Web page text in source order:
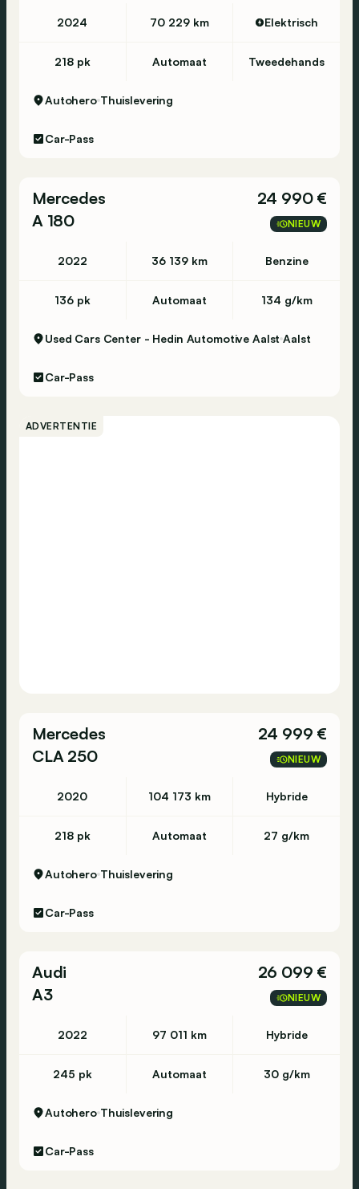
2024 70 229 km Elektrisch
218 pk Automaat Tweedehands
Autohero Thuislevering
Car-Pass
Mercedes
A 180
24 990 €
NIEUW
2022 36 139 km Benzine
136 pk Automaat 134 g/km
Used Cars Center - Hedin Automotive Aalst Aalst
Car-Pass
ADVERTENTIE
Mercedes
CLA 250
24 999 €
NIEUW
2020 104 173 km Hybride
218 pk Automaat 27 g/km
Autohero Thuislevering
Car-Pass
Audi
A3
26 099 €
NIEUW
2022 97 011 km Hybride
245 pk Automaat 30 g/km
Autohero Thuislevering
Car-Pass